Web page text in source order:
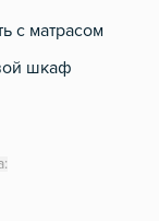
с матрасом
шкаф